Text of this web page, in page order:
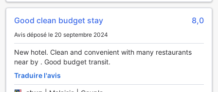
transport pratiques, conçues pour offrir à ses clients une
expérience de séjour sans tracas. L'hôtel dispose d'un
parking sur place, permettant aux voyageurs d'accéder
facilement à leur véhicule. Que vous arriviez en voiture
personnelle ou que vous ayez loué un véhicule pour
explorer la région, vous apprécierez la commodité d'un
espace de stationnement sécurisé, juste à quelques pas de
Good clean budget stay 8,0
Avis déposé le 20 septembre 2024
New hotel. Clean and convenient with many restaurants
near by . Good budget transit.
Traduire l'avis